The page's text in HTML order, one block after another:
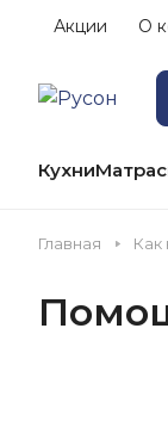
Акции О
Кухни
Главная Как